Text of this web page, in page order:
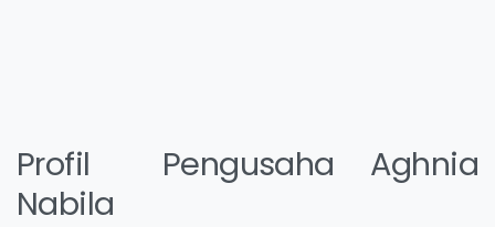
Profil Pengusaha Aghnia
Nabila